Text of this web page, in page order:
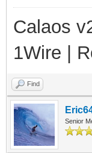
-- Set
and 15
-- Set
19
-- Set
-- Set
Calaos
1Wire |
Find
Senior